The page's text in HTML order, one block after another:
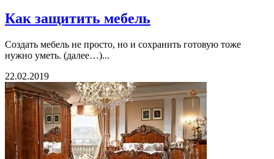
Как защитить мебель
Создать мебель не просто, но и сохранить готовую тоже
нужно уметь. (далее…)...
22.02.2019